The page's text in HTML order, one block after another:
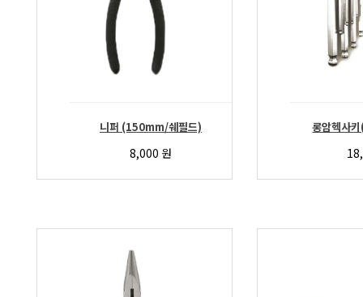
니퍼 (150mm/쉐필드)
8,000 원
롱암헥사